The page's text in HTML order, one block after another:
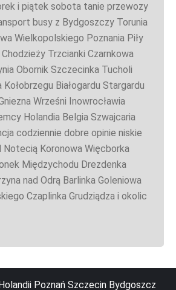
i piątek sobota tanie przewozy
busy z Bydgoszczy Torunia
Wielkopolskiego Poznania Piły
Trzcianki Czarnkowa
Obornik Szczecinka Tucholi
Kołobrzegu Białogardu Stargardu
Wrześni Inowrocławia
Holandia Belgia Szwajcaria
codziennie dobre opinie niskie
Notecią Koronowa Więcborka
Międzychodu Drezdenka
nad Odrą Barlinka Goleniowa
Czaplinka Grudziądza i okolic
Poznań Szczecin Bydgoszcz